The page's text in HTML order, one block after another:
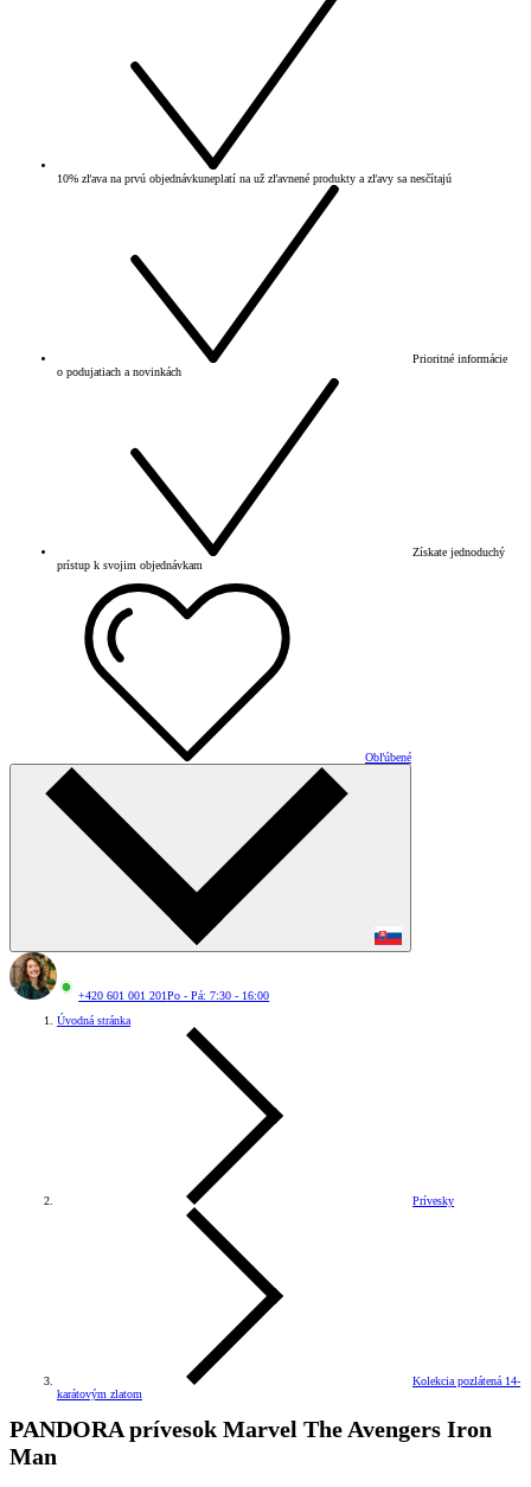
10% zľava na prvú objednávkuneplatí na už zľavnené produkty a zľavy sa nesčítajú
Prioritné informácie
o podujatiach a novinkách
Získate jednoduchý
prístup k svojim objednávkam
Obľúbené
+420 601 001 201Po - Pá: 7:30 - 16:00
Úvodná stránka
Prívesky
Kolekcia pozlátená 14-
karátovým zlatom
PANDORA prívesok Marvel The Avengers Iron
Man